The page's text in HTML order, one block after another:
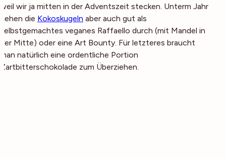
weil wir ja mitten in der Adventszeit stecken. Unterm Jahr
gehen die Kokoskugeln aber auch gut als
selbstgemachtes veganes Raffaello durch (mit Mandel in
der Mitte) oder eine Art Bounty. Für letzteres braucht
man natürlich eine ordentliche Portion
Zartbitterschokolade zum Überziehen.